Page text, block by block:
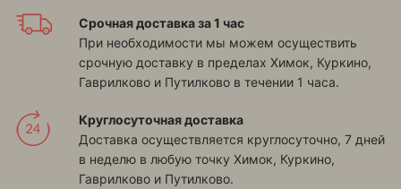
Срочная доставка за 1 час
При необходимости мы можем осуществить
срочную доставку в пределах Химок, Куркино,
Гаврилково и Путилково в течении 1 часа.
Круглосуточная доставка
Доставка осуществляется круглосуточно, 7 дней
в неделю в любую точку Химок, Куркино,
Гаврилково и Путилково.